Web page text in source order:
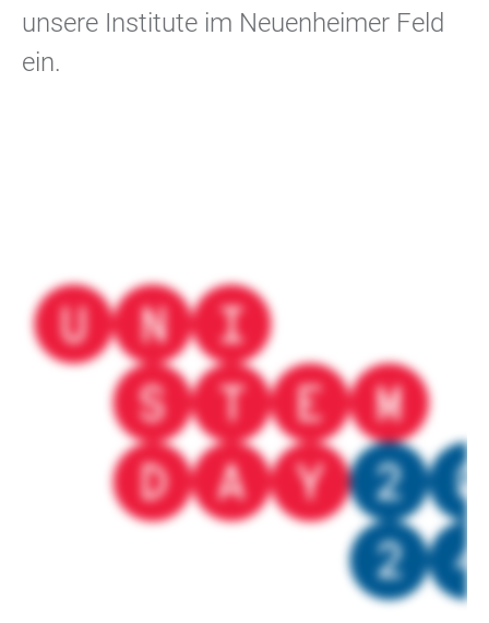
unsere Institute im Neuenheimer Feld
ein.